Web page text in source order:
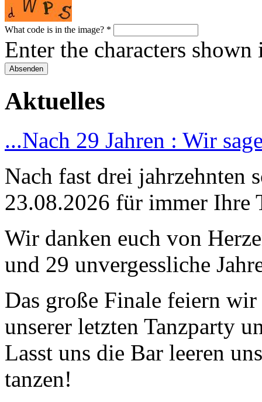
What code is in the image? *
Enter the characters shown
Aktuelles
...Nach 29 Jahren : Wir
Nach fast drei jahrzehnten
23.08.2026 für immer Ihre
Wir danken euch von
und 29 unvergessliche
Das große Finale feiern
unserer letzten Tanzparty
Lasst uns die Bar leeren
tanzen!